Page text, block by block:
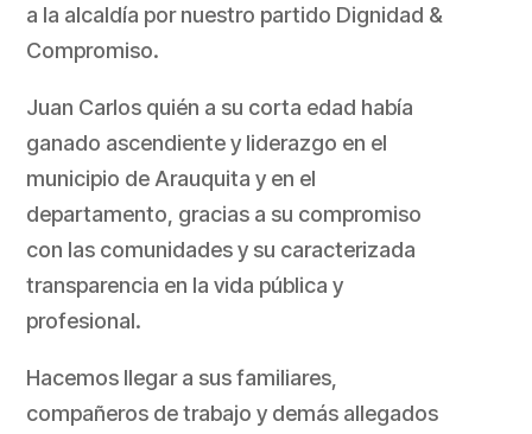
a la alcaldía por nuestro partido Dignidad &
Compromiso.
Juan Carlos quién a su corta edad había
ganado ascendiente y liderazgo en el
municipio de Arauquita y en el
departamento, gracias a su compromiso
con las comunidades y su caracterizada
transparencia en la vida pública y
profesional.
Hacemos llegar a sus familiares,
compañeros de trabajo y demás allegados